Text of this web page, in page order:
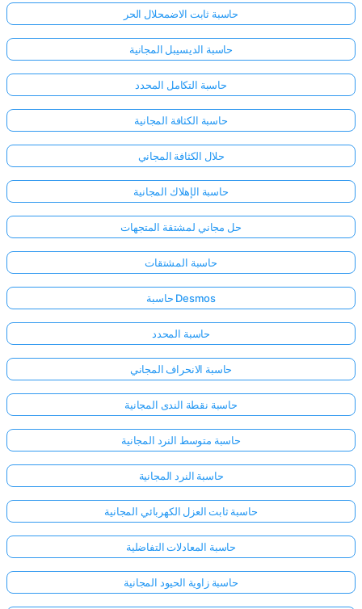
حاسبة ثابت الاضمحلال الحر
حاسبة الديسيبل المجانية
حاسبة التكامل المحدد
حاسبة الكثافة المجانية
حلال الكثافة المجاني
حاسبة الإهلاك المجانية
حل مجاني لمشتقة المتجهات
حاسبة المشتقات
حاسبة Desmos
حاسبة المحدد
حاسبة الانحراف المجاني
حاسبة نقطة الندى المجانية
حاسبة متوسط النرد المجانية
حاسبة النرد المجانية
حاسبة ثابت العزل الكهربائي المجانية
حاسبة المعادلات التفاضلية
حاسبة زاوية الحيود المجانية